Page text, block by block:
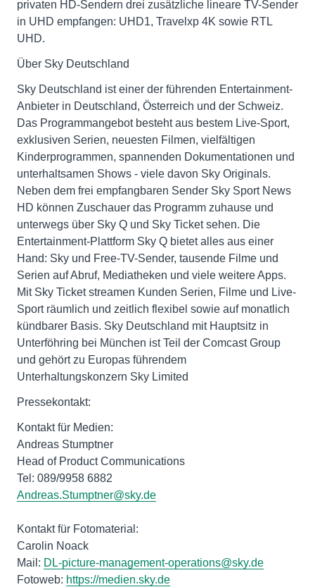
privaten HD-Sendern drei zusätzliche lineare TV-Sender
in UHD empfangen: UHD1, Travelxp 4K sowie RTL
UHD.
Über Sky Deutschland
Sky Deutschland ist einer der führenden Entertainment-
Anbieter in Deutschland, Österreich und der Schweiz.
Das Programmangebot besteht aus bestem Live-Sport,
exklusiven Serien, neuesten Filmen, vielfältigen
Kinderprogrammen, spannenden Dokumentationen und
unterhaltsamen Shows - viele davon Sky Originals.
Neben dem frei empfangbaren Sender Sky Sport News
HD können Zuschauer das Programm zuhause und
unterwegs über Sky Q und Sky Ticket sehen. Die
Entertainment-Plattform Sky Q bietet alles aus einer
Hand: Sky und Free-TV-Sender, tausende Filme und
Serien auf Abruf, Mediatheken und viele weitere Apps.
Mit Sky Ticket streamen Kunden Serien, Filme und Live-
Sport räumlich und zeitlich flexibel sowie auf monatlich
kündbarer Basis. Sky Deutschland mit Hauptsitz in
Unterföhring bei München ist Teil der Comcast Group
und gehört zu Europas führendem
Unterhaltungskonzern Sky Limited
Pressekontakt:
Kontakt für Medien:
Andreas Stumptner
Head of Product Communications
Tel: 089/9958 6882
Andreas.Stumptner@sky.de
Kontakt für Fotomaterial:
Carolin Noack
Mail: DL-picture-management-operations@sky.de
Fotoweb: https://medien.sky.de